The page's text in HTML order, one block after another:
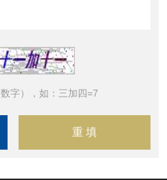
字），如：三加四=7